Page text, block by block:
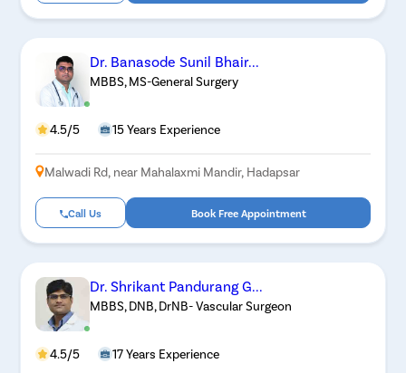
Dr. Banasode Sunil Bhair...
MBBS, MS-General Surgery
4.5/5 15 Years Experience
Malwadi Rd, near Mahalaxmi Mandir, Hadapsar
Call Us Book Free Appointment
Dr. Shrikant Pandurang G...
MBBS, DNB, DrNB- Vascular Surgeon
4.5/5 17 Years Experience